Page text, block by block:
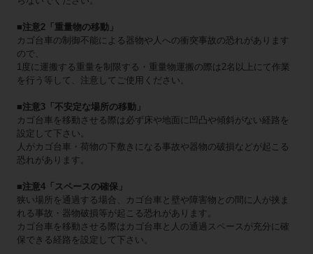
■注意2「重量物の移動」
カゴ台車の制御不能による器物や人への衝突事故の恐れがあります
ので、
1度に運搬する重量を制限する・重量物運搬の際は2名以上にて作業
を行う等して、注意してご使用ください。
■注意3「不安定な場所の移動」
カゴ台車を移動させる際は必ず床や地面に凹凸や傾斜がない経路を
設定して下さい。
人がカゴ台車・荷物の下敷きになる事故や器物の破損などが起こる
恐れがあります。
■注意4「スペースの確保」
狭い場所を通過する場合、カゴ台車と壁や障害物との間に人が挟ま
れる事故・器物破損等が起こる恐れがあります。
カゴ台車を移動させる際はカゴ台車と人の通過スペースが充分に確
保できる経路を設定して下さい。